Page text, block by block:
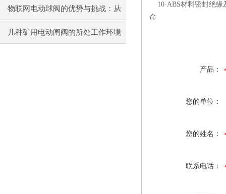
你了解几个
物联网电动球阀的优势与挑战：从
设计到应用
几种矿用电动闸阀的所处工作环境
10·ABS材料密封绝缘
命
产品：
您的单位：
您的姓名：
联系电话：